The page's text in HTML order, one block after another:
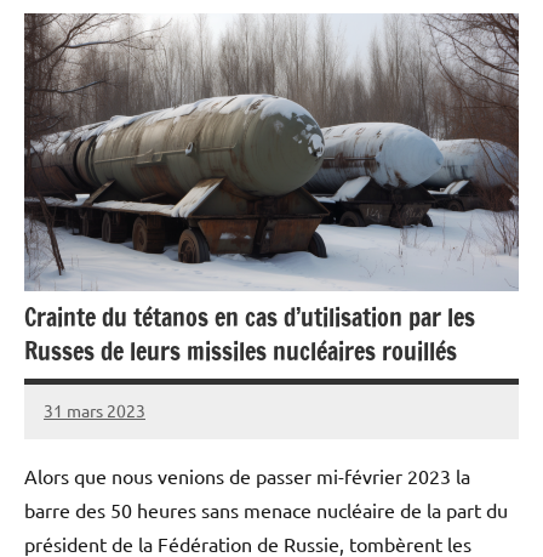
Crainte du tétanos en cas d’utilisation par les
Russes de leurs missiles nucléaires rouillés
31 mars 2023
Caporal
Aucun
Alors que nous venions de passer mi-février 2023 la
barre des 50 heures sans menace nucléaire de la part du
président de la Fédération de Russie, tombèrent les